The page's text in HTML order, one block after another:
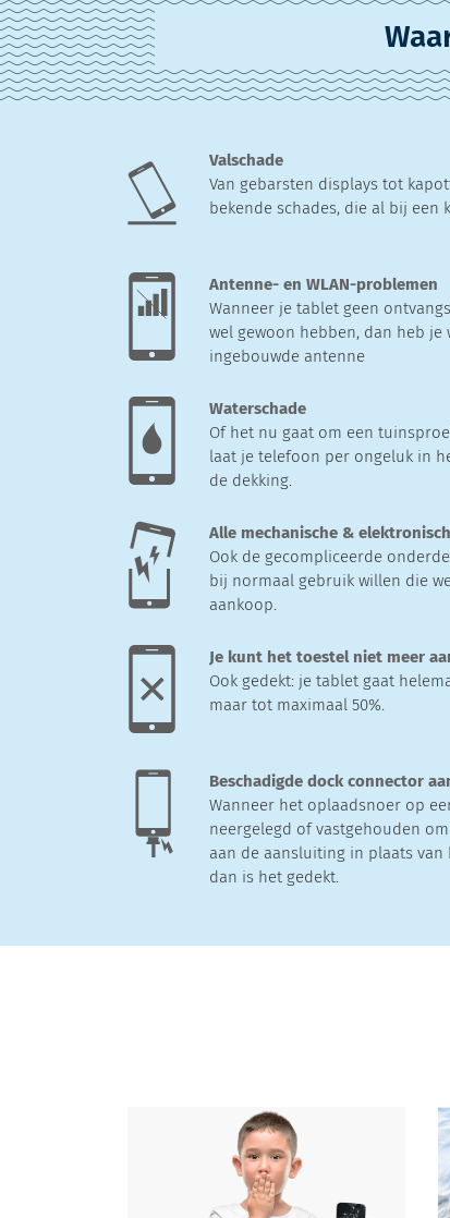
Valschade
Van gebarsten displays tot
bekende schades, die al bij een
Antenne- en WLAN-problemen
Wanneer je tablet geen
wel gewoon hebben, dan heb
ingebouwde antenne
Waterschade
Of het nu gaat om een
laat je telefoon per ongeluk in
de dekking.
Alle mechanische &
Ook de gecompliceerde
bij normaal gebruik willen die
aankoop.
Je kunt het toestel niet meer
Ook gedekt: je tablet gaat
maar tot maximaal 50%.
Beschadigde dock connector
Wanneer het oplaadsnoer op
neergelegd of vastgehouden
aan de aansluiting in plaats van
dan is het gedekt.